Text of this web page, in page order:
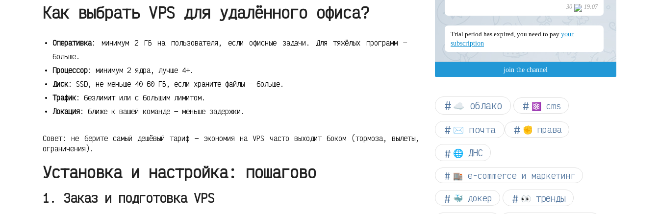
Как выбрать VPS для удалённого офиса?
Оперативка: минимум 2 ГБ на пользователя, если офисные задачи. Для тяжёлых программ —
больше.
Процессор: минимум 2 ядра, лучше 4+.
Диск: SSD, не меньше 40-60 ГБ, если храните файлы — больше.
Трафик: безлимит или с большим лимитом.
Локация: ближе к вашей команде — меньше задержки.
Совет: не берите самый дешёвый тариф — экономия на VPS часто выходит боком (тормоза, вылеты,
ограничения).
Установка и настройка: пошагово
1. Заказ и подготовка VPS
☁︎ облако ⚛ cms
✉️ почта ✊ права
🌐 ДНС
🏬 e-commerce и маркетинг
🐳 докер 👀 тренды